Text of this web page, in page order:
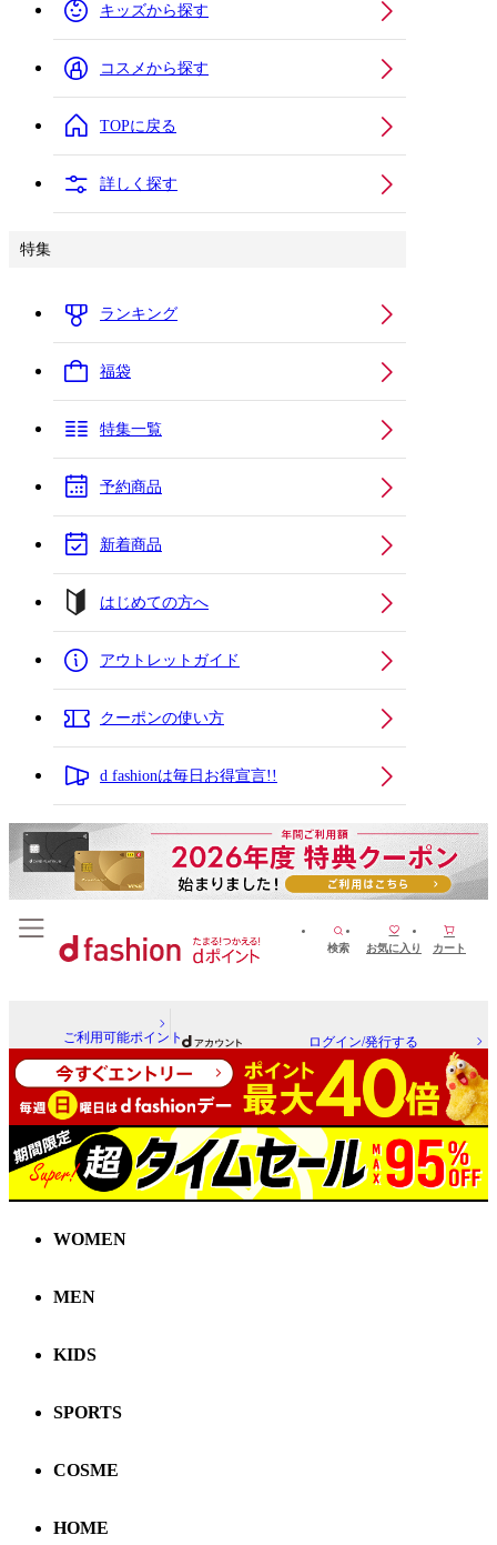
キッズから探す
コスメから探す
TOPに戻る
詳しく探す
特集
ランキング
福袋
特集一覧
予約商品
新着商品
はじめての方へ
アウトレットガイド
クーポンの使い方
d fashionは毎日お得宣言!!
検索 お気に入り カート
ご利用可能ポイント ログイン/発行する
WOMEN
MEN
KIDS
SPORTS
COSME
HOME